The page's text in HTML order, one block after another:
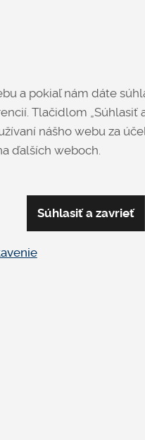
Opýtať sa
lišty
vybavenia
a pokiaľ nám dáte
Tlačidlom „Súhlasiť
nášho webu za
ďalších weboch.
Súhlasiť a zavrieť